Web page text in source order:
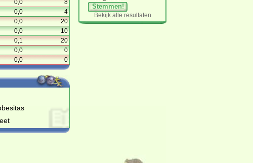
0,0
8
0,0
4
0,0
20
0,0
10
0,1
20
0,0
0
0,0 0
Stemmen!
Bekijk alle resultaten